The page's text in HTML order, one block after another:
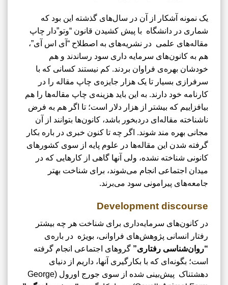
یک نمونه آشکار از آن در سال‌های گذشته این بود که
شماری در دانشگاه با پیش کشیدن قانون “وتو”دار چاپ
مقاله‌های علمی در نشریه‌های به اصطلاح “آی اس آی”،
هم به کانون‌های سرمایه داری سود رساندند و هم
خودشان بهره‌ی فراوان بردند. کم نیستند کسانی که با
سرفرازی بسیار تا یک هزار جایزه‌ی چاپ مقاله را در
کارنامه خود دارند. به این باید هزینه‌ی چاپ مقاله‌ها را هم
بیافزاییم که بیشتر از هزار دلار است؛ تا اگر هم به فرض
ناشناخته مقاله‌ای دردبخور باشد، کانون­‌ها بتوانند از آن
مجانی بهره مند شوند. اگر چه تا کنون خبری در باره بکار
گرفته شدن این مقاله‌ها در علوم پایه از سوی کشورهای
کانونی شناخته نشده، ولی آنها گاهی از کارهایی که در
میدان اجتماعی انجام می‌شوند، برای شناخت بهتر
جامعه‌های پیرامونی سود می‌برند.
Development discourse
در کانون‌های سرمایه‌داری برای شناخت هر چه بیشتر
رفتار انسانی پژوهش‌های فراوانی، بویژه در باره‌ی
“روان‌شناسی رفتاری” گروهای اجتماعی انجام گرفته
است؛ بگونه‌ای که با بکارگیری آنها، داریم از دنیای
دهشتناک پیش‌بینی شده از سوی جورج اورول (George